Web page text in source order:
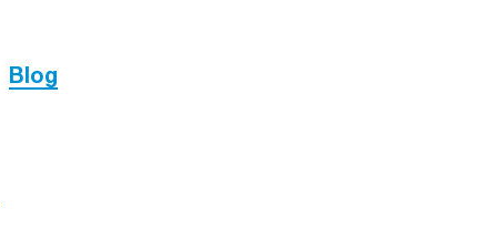
Blog